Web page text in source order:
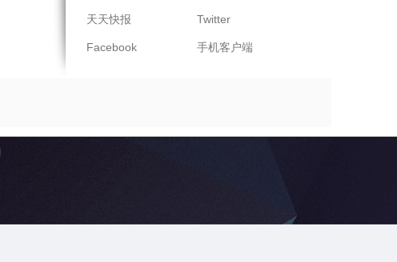
天天快报 Twitter
Facebook 手机客户端